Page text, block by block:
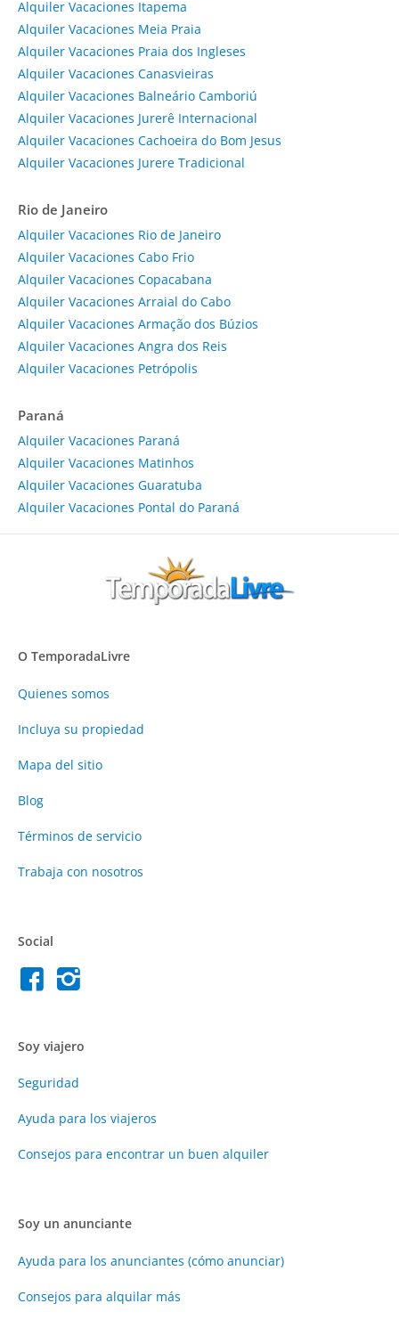
Alquiler Vacaciones Itapema
Alquiler Vacaciones Meia Praia
Alquiler Vacaciones Praia dos Ingleses
Alquiler Vacaciones Canasvieiras
Alquiler Vacaciones Balneário Camboriú
Alquiler Vacaciones Jurerê Internacional
Alquiler Vacaciones Cachoeira do Bom Jesus
Alquiler Vacaciones Jurere Tradicional
Rio de Janeiro
Alquiler Vacaciones Rio de Janeiro
Alquiler Vacaciones Cabo Frio
Alquiler Vacaciones Copacabana
Alquiler Vacaciones Arraial do Cabo
Alquiler Vacaciones Armação dos Búzios
Alquiler Vacaciones Angra dos Reis
Alquiler Vacaciones Petrópolis
Paraná
Alquiler Vacaciones Paraná
Alquiler Vacaciones Matinhos
Alquiler Vacaciones Guaratuba
Alquiler Vacaciones Pontal do Paraná
O TemporadaLivre
Quienes somos
Incluya su propiedad
Mapa del sitio
Blog
Términos de servicio
Trabaja con nosotros
Social
Soy viajero
Seguridad
Ayuda para los viajeros
Consejos para encontrar un buen alquiler
Soy un anunciante
Ayuda para los anunciantes (cómo anunciar)
Consejos para alquilar más